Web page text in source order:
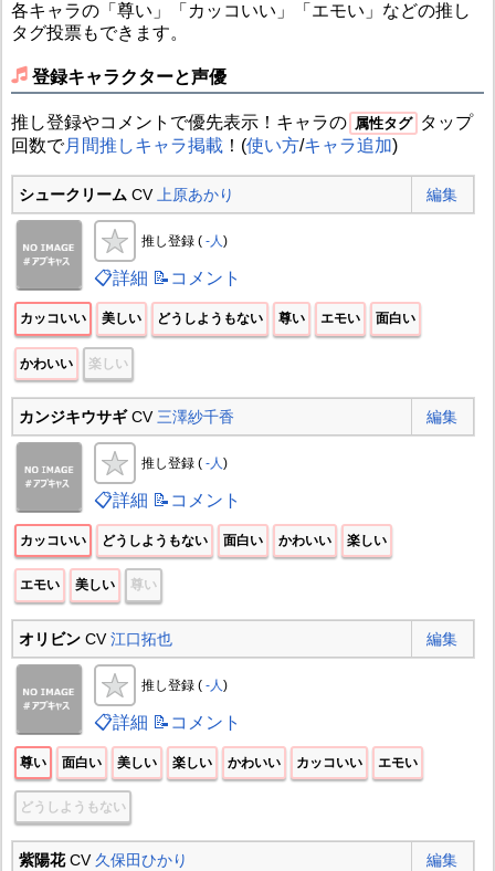
各キャラの「尊い」「カッコいい」「エモい」などの推し
タグ投票もできます。
登録キャラクターと声優
推し登録やコメントで優先表示！キャラの 属性タグ
タップ
回数で月間推しキャラ掲載！(使い方/キャラ追加)
シュークリーム CV 上原あかり 編集
推し登録 ( -人)
📋詳細 📝コメント
カッコいい 美しい どうしようもない 尊い エモい 面白い
かわいい 楽しい
カンジキウサギCV 三澤紗千香 編集
推し登録 ( -人)
📋詳細 📝コメント
カッコいい どうしようもない 面白い かわいい 楽しい
エモい 美しい 尊い
オリビンCV江口拓也 編集
推し登録 ( -人)
📋詳細 📝コメント
尊い 面白い 美しい 楽しい かわいい カッコいい エモい
どうしようもない
紫陽花CV 久保田ひかり 編集